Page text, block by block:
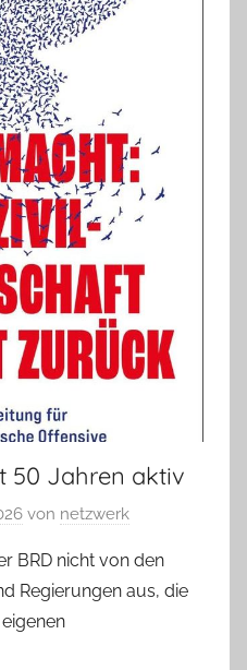
50 Jahren aktiv
von netzwerk
BRD nicht von den
Regierungen aus, die